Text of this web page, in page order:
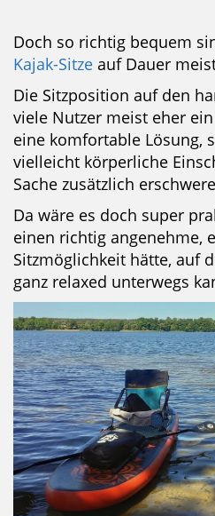
Doch so richtig bequem
Kajak-Sitze auf Dauer
Die Sitzposition auf den
viele Nutzer meist eher
eine komfortable Lösung,
vielleicht körperliche
Sache zusätzlich
Da wäre es doch super
einen richtig angenehme,
Sitzmöglichkeit hätte, auf
ganz relaxed unterwegs